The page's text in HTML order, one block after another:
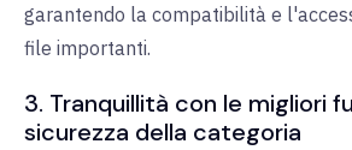
garantendo la compatibilità e
file importanti.
3. Tranquillità con le migliori
sicurezza della categoria